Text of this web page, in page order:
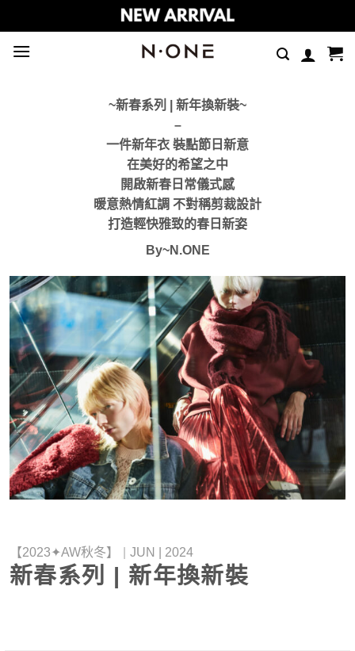
to
content
~新春系列 | 新年換新裝~
–
一件新年衣 裝點節日新意
在美好的希望之中
開啟新春日常儀式感
暖意熱情紅調 不對稱剪裁設計
打造輕快雅致的春日新姿
By~N.ONE
【2023✦AW秋冬】 JUN | 2024
新春系列 | 新年換新裝